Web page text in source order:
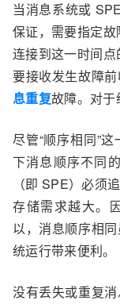
当消息系统或
保证，需要指定
连接到这一时间
要接收发生故障
息重复故障。对于
尽管“顺序相同”
下消息顺序不同
（即 SPE）必须
存储需求越大。
以，消息顺序相
统运行带来便利。
没有丢失或重复